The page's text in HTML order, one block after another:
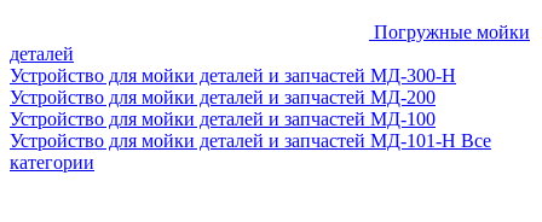
Погружные мойки
деталей
Устройство для мойки деталей и запчастей МД-300-H
Устройство для мойки деталей и запчастей МД-200
Устройство для мойки деталей и запчастей МД-100
Устройство для мойки деталей и запчастей МД-101-Н Все
категории